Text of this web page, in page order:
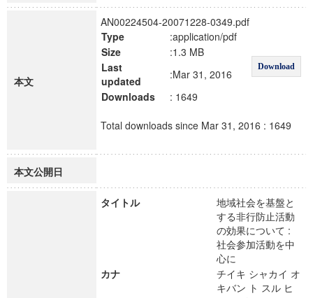
本文
AN00224504-20071228-0349.pdf
Type
:application/pdf
Download
Size
:1.3 MB
Last
updated
:Mar 31, 2016
Downloads
: 1649
Total downloads since Mar 31, 2016 : 1649
本文公開日
タイトル
地域社会を基盤と
する非行防止活動
の効果について :
社会参加活動を中
心に
カナ
チイキ シャカイ オ
キバン ト スル ヒ